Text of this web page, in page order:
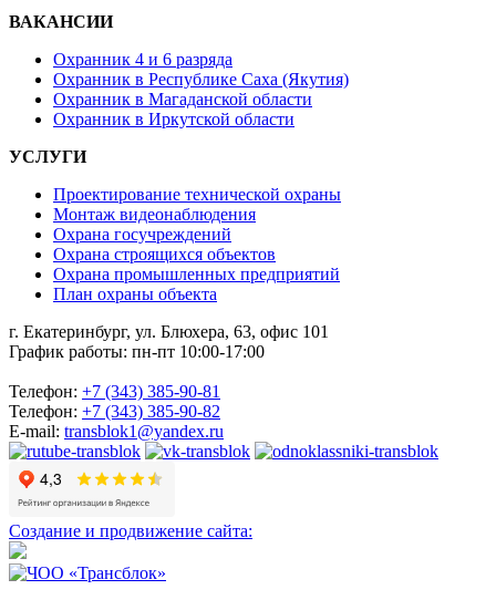
ВАКАНСИИ
Охранник 4 и 6 разряда
Охранник в Республике Саха (Якутия)
Охранник в Магаданской области
Охранник в Иркутской области
УСЛУГИ
Проектирование технической охраны
Монтаж видеонаблюдения
Охрана госучреждений
Охрана строящихся объектов
Охрана промышленных предприятий
План охраны объекта
г. Екатеринбург, ул. Блюхера, 63, офис 101
График работы: пн-пт 10:00-17:00
Телефон: +7 (343) 385-90-81
Телефон: +7 (343) 385-90-82
E-mail: transblok1@yandex.ru
Создание и продвижение сайта: